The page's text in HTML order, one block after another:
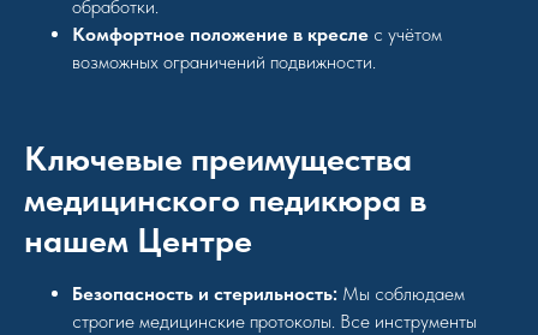
обработки.
Комфортное положение в кресле с учётом
возможных ограничений подвижности.
Ключевые преимущества
медицинского педикюра в
нашем Центре
Безопасность и стерильность: Мы соблюдаем
строгие медицинские протоколы. Все инструменты